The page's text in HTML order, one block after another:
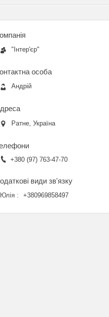
"Інтер'єр"
Андрій
Ратне, Україна
+380 (97) 763-47-70
Юлія +380969858497